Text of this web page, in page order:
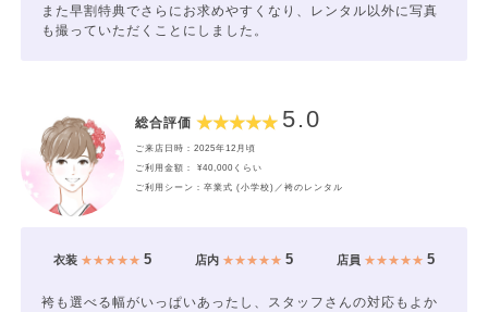
また早割特典でさらにお求めやすくなり、レンタル以外に写真
も撮っていただくことにしました。
総合評価 5.0
ご来店日時：2025年12月頃
ご利用金額： ¥40,000くらい
ご利用シーン：卒業式 (小学校)／袴のレンタル
衣装★★★★★ 5 店内★★★★★ 5 店員 ★★★★★5
袴も選べる幅がいっぱいあったし、スタッフさんの対応もよか